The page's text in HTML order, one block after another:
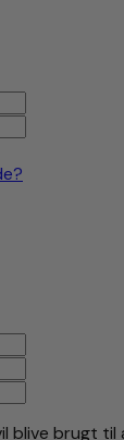
blive brugt